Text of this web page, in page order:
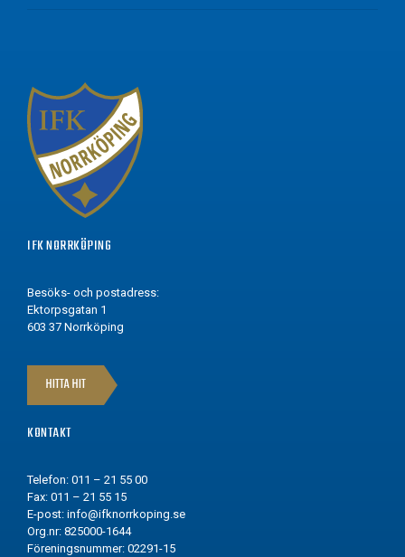
IFK NORRKÖPING
Besöks- och postadress:
Ektorpsgatan 1
603 37 Norrköping
HITTA HIT
KONTAKT
Telefon: 011 – 21 55 00
Fax: 011 – 21 55 15
E-post: info@ifknorrkoping.se
Org.nr: 825000-1644
Föreningsnummer: 02291-15